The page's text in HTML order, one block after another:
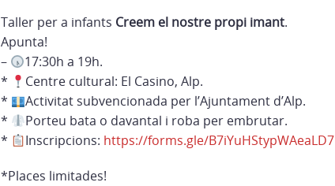
Taller per a infants Creem el nostre propi imant.
Apunta!
–
17:30h a 19h.
*
Centre cultural: El Casino, Alp.
*
Activitat subvencionada per l’Ajuntament d’Alp.
*
Porteu bata o davantal i roba per embrutar.
*
Inscripcions: https://forms.gle/B7iYuHStypWAeaLD7
*Places limitades!